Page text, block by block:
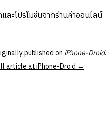
และโปรโมชันจากร้านค้าออนไลน์
published on iPhone-Droid.
article at iPhone-Droid →